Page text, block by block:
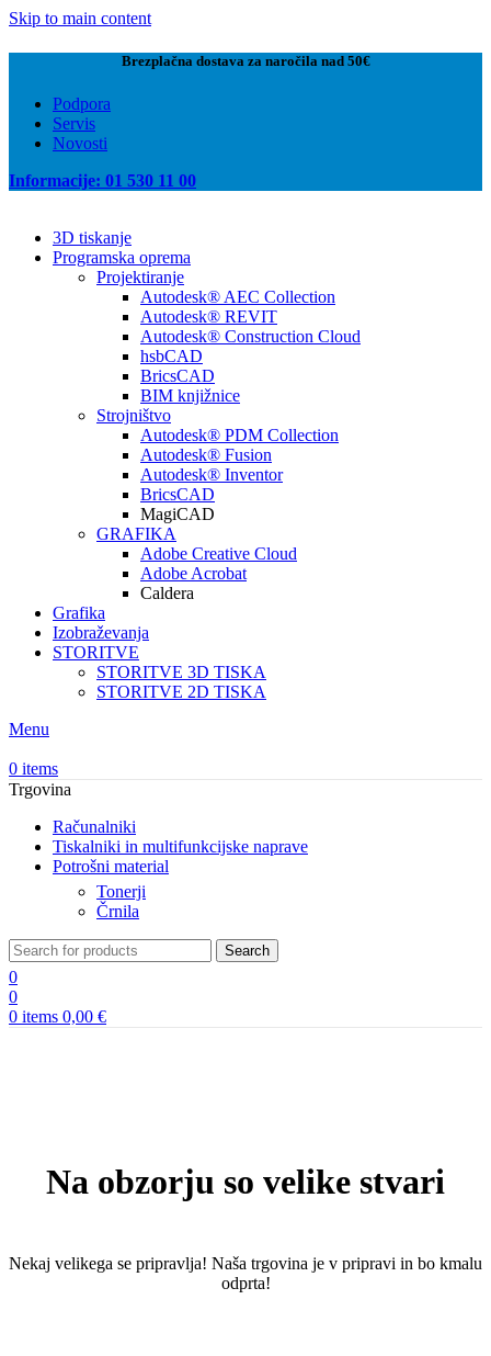
Skip to main content
Brezplačna dostava za naročila nad 50€
Podpora
Servis
Novosti
Informacije: 01 530 11 00
3D tiskanje
Programska oprema
Projektiranje
Autodesk® AEC Collection
Autodesk® REVIT
Autodesk® Construction Cloud
hsbCAD
BricsCAD
BIM knjižnice
Strojništvo
Autodesk® PDM Collection
Autodesk® Fusion
Autodesk® Inventor
BricsCAD
MagiCAD
GRAFIKA
Adobe Creative Cloud
Adobe Acrobat
Caldera
Grafika
Izobraževanja
STORITVE
STORITVE 3D TISKA
STORITVE 2D TISKA
Menu
0 items
Trgovina
Računalniki
Tiskalniki in multifunkcijske naprave
Potrošni material
Tonerji
Črnila
Search
0
0
0 items 0,00 €
Na obzorju so velike stvari
Nekaj ​​velikega se pripravlja! Naša trgovina je v pripravi in ​​bo kmalu
odprta!